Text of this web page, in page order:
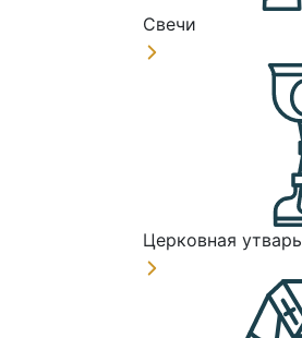
Свечи
Церковная утварь